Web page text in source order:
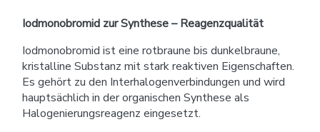
Iodmonobromid zur Synthese – Reagenzqualität
Iodmonobromid ist eine rotbraune bis dunkelbraune,
kristalline Substanz mit stark reaktiven Eigenschaften.
Es gehört zu den Interhalogenverbindungen und wird
hauptsächlich in der organischen Synthese als
Halogenierungsreagenz eingesetzt.